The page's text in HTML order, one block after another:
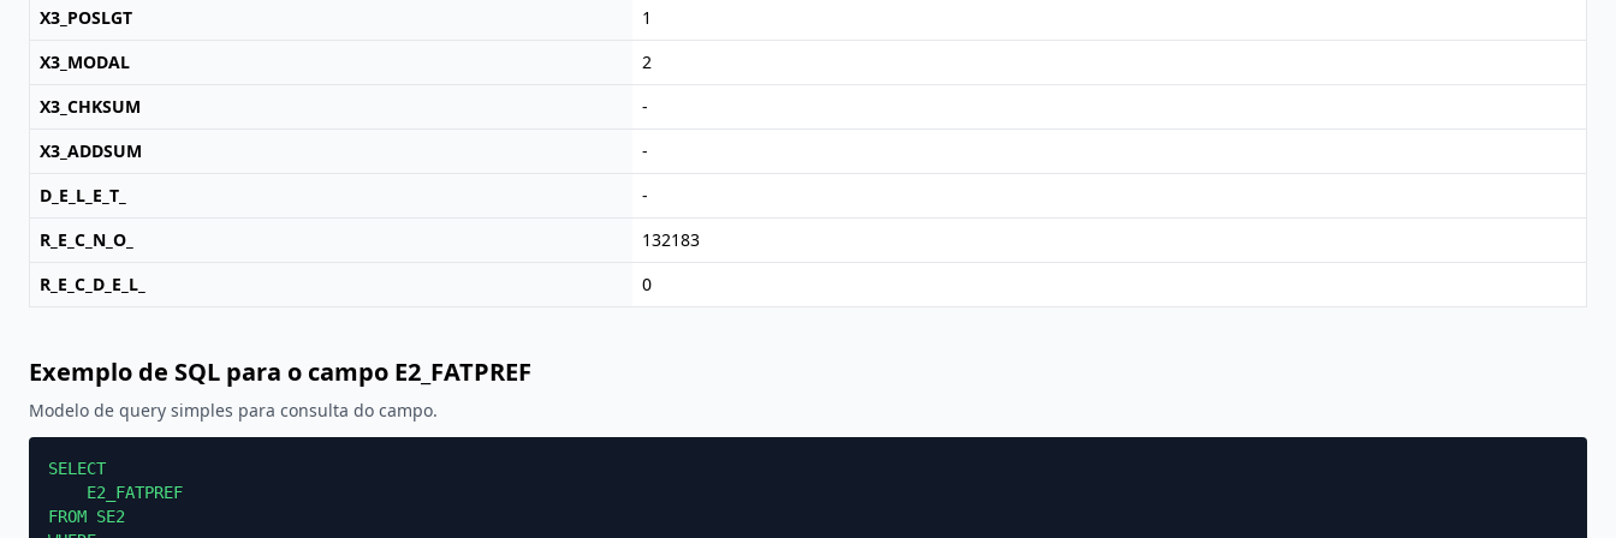
X3_POSLGT
1
X3_MODAL
2
X3_CHKSUM
-
X3_ADDSUM
-
D_E_L_E_T_
-
R_E_C_N_O_
132183
R_E_C_D_E_L_
0
Exemplo de SQL para o campo E2_FATPREF
Modelo de query simples para consulta do campo.
SELECT
    E2_FATPREF
FROM SE2